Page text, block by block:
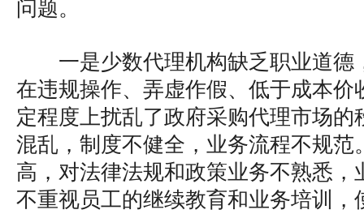
问题。
一是少数代理机构缺乏职业道德
在违规操作、弄虚作假、低于成本价
定程度上扰乱了政府采购代理市场的
混乱，制度不健全，业务流程不规范
高，对法律法规和政策业务不熟悉，
不重视员工的继续教育和业务培训，